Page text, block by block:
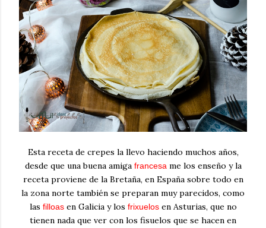
Esta receta de crepes la llevo haciendo muchos años,
desde que una buena amiga francesame los enseño y la
receta proviene de la Bretaña, en España sobre todo en
la zona norte también se preparan muy parecidos, como
las filloasen Galicia y los frixuelosen Asturias, que no
tienen nada que ver con los fisuelos que se hacen en